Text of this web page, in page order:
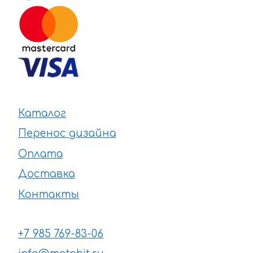
Каталог
Перенос дизайна
Оплата
Доставка
Контакты
+7 985 769-83-06